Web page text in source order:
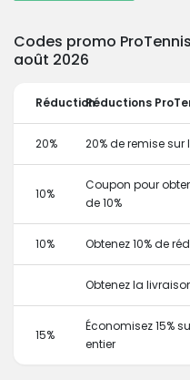
Codes promo
août 2026
RéductionRéductions
20% 20% de remise
10%
Coupon pour
de 10%
10% Obtenez 10% de
Obtenez la
15%
Économisez 15%
entier